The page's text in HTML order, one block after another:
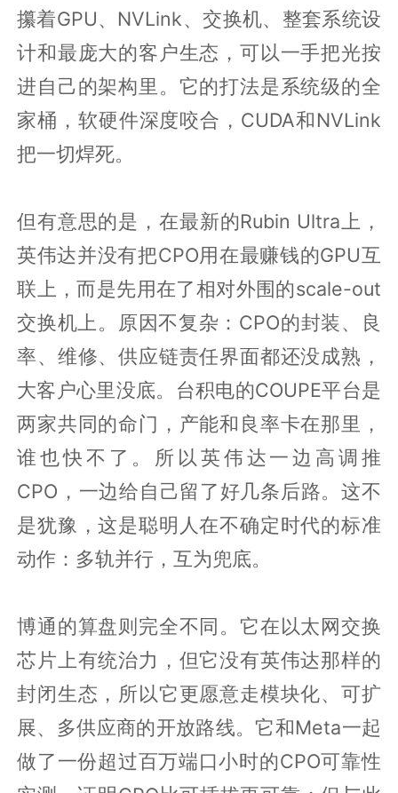
攥着GPU、NVLink、交换机、整套系统设
计和最庞大的客户生态，可以一手把光按
进自己的架构里。它的打法是系统级的全
家桶，软硬件深度咬合，CUDA和NVLink
把一切焊死。
但有意思的是，在最新的Rubin Ultra上，
英伟达并没有把CPO用在最赚钱的GPU互
联上，而是先用在了相对外围的scale-out
交换机上。原因不复杂：CPO的封装、良
率、维修、供应链责任界面都还没成熟，
大客户心里没底。台积电的COUPE平台是
两家共同的命门，产能和良率卡在那里，
谁也快不了。所以英伟达一边高调推
CPO，一边给自己留了好几条后路。这不
是犹豫，这是聪明人在不确定时代的标准
动作：多轨并行，互为兜底。
博通的算盘则完全不同。它在以太网交换
芯片上有统治力，但它没有英伟达那样的
封闭生态，所以它更愿意走模块化、可扩
展、多供应商的开放路线。它和Meta一起
做了一份超过百万端口小时的CPO可靠性